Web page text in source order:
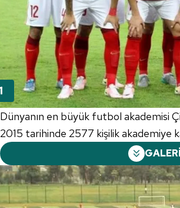
Dünyanın en büyük futbol akademisi
2015 tarihinde 2577 kişilik akademiye